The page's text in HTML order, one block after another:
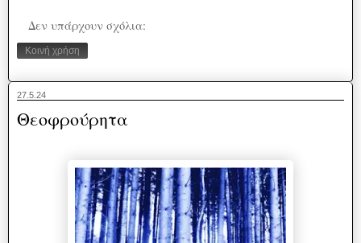
Δεν υπάρχουν σχόλια:
Κοινή χρήση
27.5.24
Θεοφρούρητα